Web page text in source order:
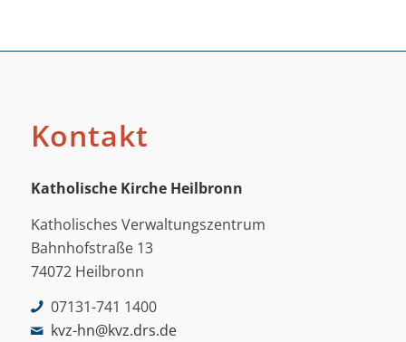
Kontakt
Katholische Kirche Heilbronn
Katholisches Verwaltungszentrum
Bahnhofstraße 13
74072 Heilbronn
07131-741 1400
kvz-hn@kvz.drs.de